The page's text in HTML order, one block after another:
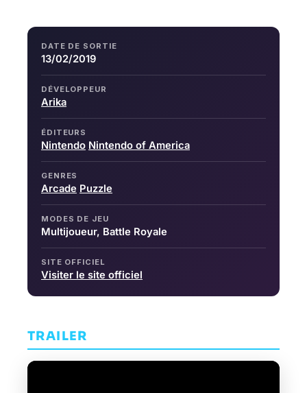
DATE DE SORTIE
13/02/2019
DÉVELOPPEUR
Arika
ÉDITEURS
Nintendo Nintendo of America
GENRES
Arcade Puzzle
MODES DE JEU
Multijoueur, Battle Royale
SITE OFFICIEL
Visiter le site officiel
TRAILER